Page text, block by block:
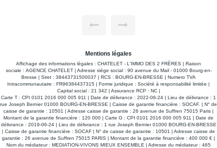
confort assurés ! - Volets (2023) - Cuisine (2017)
artisan ou pour un bricoleur. * Les plus : - Menuiseries en
Mentions légales
Affichage des informations légales : CHATELET - L'IMMO DES 2 FRÈRES | Raison
sociale : AGENCE CHATELET | Adresse siège social : 90 avenue du Mail - 01000 Bourg-en-
Bresse | Siret : 38443731500037 | RCS : BOURG-EN-BRESSE | Numero TVA
Intracommunautaire : FR96384437315 | Forme juridique : Société à responsabilité limitée |
Capital social : 21 342 | Assurance RCP : NC |
Carte T : CPI 0101 2016 000 005 911 | Date de délivrance : 2022-06-24 | Lieu de délivrance : 1
rue Joseph Bernier 01000 BOURG-EN-BRESSE | Caisse de garantie financière : SOCAF. | N° de
caisse de garantie : 10501 | Adresse caisse de garantie : 26 avenue de Suffren 75015 Paris |
Montant de la garantie financière : 120 000 | Carte G : CPI 0101 2016 000 005 911 | Date de
délivrance : 2019-06-24 | Lieu de délivrance : 1 rue Joseph Bernier 01000 BOURG-EN-BRESSE
| Caisse de garantie financière : SOCAF | N° de caisse de garantie : 10501 | Adresse caisse de
garantie : 26 avenue de Suffren 75015 PARIS | Montant de la garantie financière : 400 000 € |
Nom du médiateur : MEDIATION-VIVONS MIEUX ENSEMBLE | Adresse du médiateur : 465